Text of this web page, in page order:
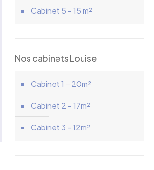
Cabinet 5 – 15 m²
Nos cabinets Louise
Cabinet 1 – 20m²
Cabinet 2 – 17m²
Cabinet 3 – 12m²